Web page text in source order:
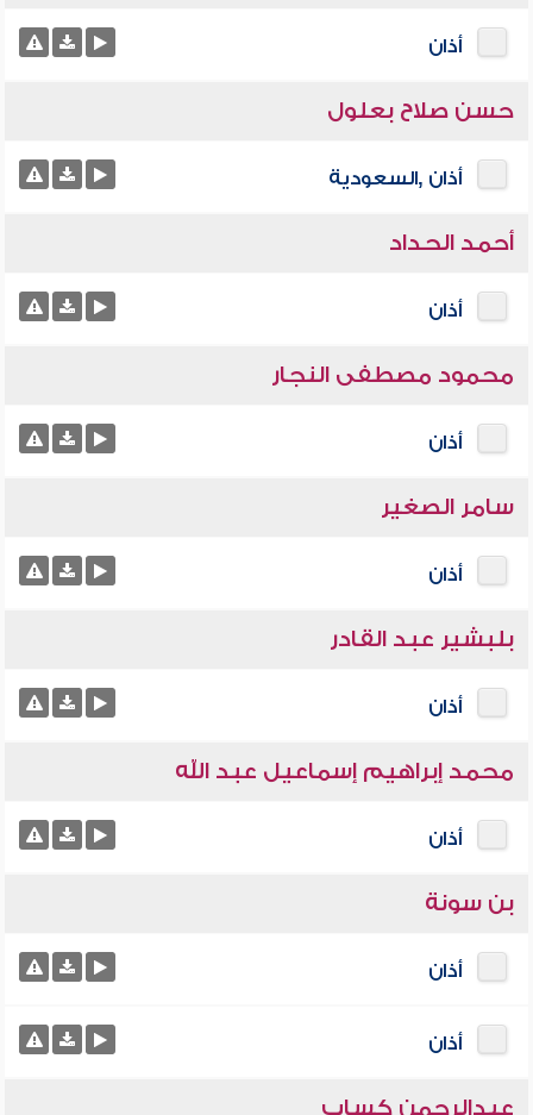
أذان
حسن صلاح بعلول
أذان ,السعودية
أحمد الحداد
أذان
محمود مصطفى النجار
أذان
سامر الصغير
أذان
بلبشير عبد القادر
أذان
محمد إبراهيم إسماعيل عبد الله
أذان
بن سونة
أذان
أذان
عبدالرحمن كساب